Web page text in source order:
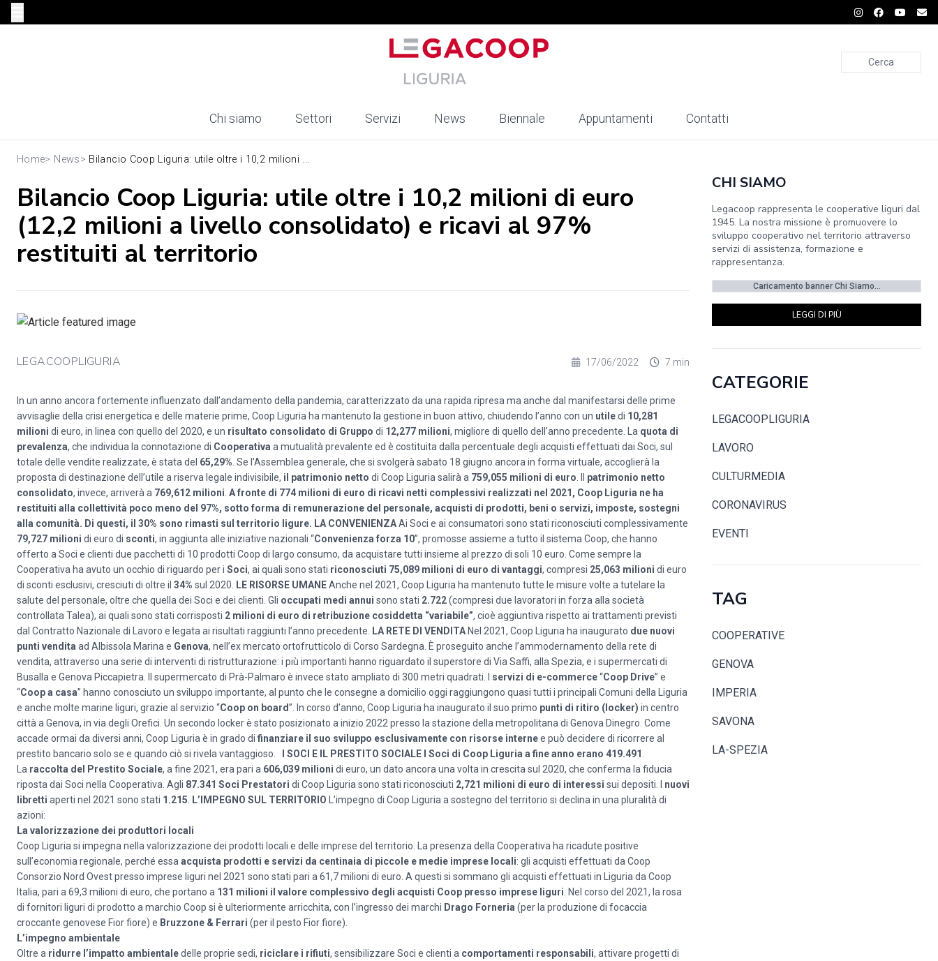
Cerca
Chi siamo Settori Servizi News Biennale Appuntamenti Contatti
Home> News> Bilancio Coop Liguria: utile oltre i 10,2 milioni ...
Bilancio Coop Liguria: utile oltre i 10,2 milioni di euro
(12,2 milioni a livello consolidato) e ricavi al 97%
restituiti al territorio
LEGACOOPLIGURIA 17/06/2022 7 min
In un anno ancora fortemente influenzato dall’andamento della pandemia, caratterizzato da una rapida ripresa ma anche dal manifestarsi delle prime
avvisaglie della crisi energetica e delle materie prime, Coop Liguria ha mantenuto la gestione in buon attivo, chiudendo l’anno con un utiledi 10,281
milioni di euro, in linea con quello del 2020, e un risultato consolidato di Gruppo di 12,277 milioni, migliore di quello dell’anno precedente. La quota di
prevalenza, che individua la connotazione di Cooperativa a mutualità prevalente ed è costituita dalla percentuale degli acquisti effettuati dai Soci, sul
totale delle vendite realizzate, è stata del 65,29% . Se l’Assemblea generale, che si svolgerà sabato 18 giugno ancora in forma virtuale, accoglierà la
proposta di destinazione dell’utile a riserva legale indivisibile, il patrimonio netto di Coop Liguria salirà a 759,055 milioni di euro
patrimonio netto
consolidato, invece, arriverà a 769,612 milioni A fronte di 774 milioni di euro di ricavi netti complessivi realizzati nel 2021, Coop Liguria ne ha
restituiti alla collettività poco meno del 97%, sotto forma di remunerazione del personale, acquisti di prodotti, beni o servizi, imposte, sostegni
alla comunità. Di questi, il 30% sono rimasti sul territorio ligure. LA CONVENIENZAAi Soci e ai consumatori sono stati riconosciuti complessivamente
79,727 milioni di euro di sconti, in aggiunta alle iniziative nazionali “Convenienza forza 10”, promosse assieme a tutto il sistema Coop, che hanno
offerto a Soci e clienti due pacchetti di 10 prodotti Coop di largo consumo, da acquistare tutti insieme al prezzo di soli 10 euro. Come sempre la
Cooperativa ha avuto un occhio di riguardo per i Soci, ai quali sono stati riconosciuti 75,089 milioni di euro di vantaggi, compresi 25,063 milioni di euro
di sconti esclusivi, cresciuti di oltre il 34% sul 2020. LE RISORSE UMANEAnche nel 2021, Coop Liguria ha mantenuto tutte le misure volte a tutelare la
salute del personale, oltre che quella dei Soci e dei clienti. Gli occupati medi annui sono stati 2.722(compresi due lavoratori in forza alla società
controllata Talea), ai quali sono stati corrisposti 2 milioni di euro di retribuzione cosiddetta “variabile”, cioè aggiuntiva rispetto ai trattamenti previsti
dal Contratto Nazionale di Lavoro e legata ai risultati raggiunti l’anno precedente.
LA RETE DI VENDITA Nel 2021, Coop Liguria ha inaugurato due nuovi
punti vendita ad Albissola Marina e Genova, nell’ex mercato ortofrutticolo di Corso Sardegna. È proseguito anche l’ammodernamento della rete di
vendita, attraverso una serie di interventi di ristrutturazione: i più importanti hanno riguardato il superstore di Via Saffi, alla Spezia, e i supermercati di
Busalla e Genova Piccapietra. Il supermercato di Prà-Palmaro è invece stato ampliato di 300 metri quadrati. I servizi di e-commerce“Coop Drive” e
“Coop a casa” hanno conosciuto un sviluppo importante, al punto che le consegne a domicilio oggi raggiungono quasi tutti i principali Comuni della Liguria
e anche molte marine liguri, grazie al servizio “Coop on board”. In corso d’anno, Coop Liguria ha inaugurato il suo primo punti di ritiro (locker) in centro
città a Genova, in via degli Orefici. Un secondo locker è stato posizionato a inizio 2022 presso la stazione della metropolitana di Genova Dinegro. Come
accade ormai da diversi anni, Coop Liguria è in grado di finanziare il suo sviluppo esclusivamente con risorse internee può decidere di ricorrere al
prestito bancario solo se e quando ciò si rivela vantaggioso.
I SOCI E IL PRESTITO SOCIALE I Soci di Coop Liguria a fine anno erano 419.491
La raccolta del Prestito Sociale, a fine 2021, era pari a 606,039 milioni di euro, un dato ancora una volta in crescita sul 2020, che conferma la fiducia
riposta dai Soci nella Cooperativa. Agli 87.341 Soci Prestatori di Coop Liguria sono stati riconosciuti 2,721 milioni di euro di interessi sui depositi. I nuovi
libretti aperti nel 2021 sono stati 1.215 L’IMPEGNO SUL TERRITORIO L’impegno di Coop Liguria a sostegno del territorio si declina in una pluralità di
azioni:
La valorizzazione dei produttori locali
Coop Liguria si impegna nella valorizzazione dei prodotti locali e delle imprese del territorio. La presenza della Cooperativa ha ricadute positive
sull’economia regionale, perché essa acquista prodotti e servizi da centinaia di piccole e medie imprese locali: gli acquisti effettuati da Coop
Consorzio Nord Ovest presso imprese liguri nel 2021 sono stati pari a 61,7 milioni di euro. A questi si sommano gli acquisti effettuati in Liguria da Coop
Italia, pari a 69,3 milioni di euro, che portano a 131 milioni il valore complessivo degli acquisti Coop presso imprese liguri . Nel corso del 2021, la rosa
di fornitori liguri di prodotto a marchio Coop si è ulteriormente arricchita, con l’ingresso dei marchi Drago Forneria (per la produzione di focaccia
croccante genovese Fior fiore) e Bruzzone & Ferrari (per il pesto Fior fiore).
L’impegno ambientale
Oltre a ridurre l’impatto ambientaledelle proprie sedi, riciclare i rifiuti, sensibilizzare Soci e clienti a comportamenti responsabili, attivare progetti di
CHI SIAMO
Legacoop rappresenta le cooperative liguri dal
1945. La nostra missione è promuovere lo
sviluppo cooperativo nel territorio attraverso
servizi di assistenza, formazione e
rappresentanza.
Caricamento banner Chi Siamo...
LEGGI DI PIÙ
CATEGORIE
LEGACOOPLIGURIA
LAVORO
CULTURMEDIA
CORONAVIRUS
EVENTI
TAG
COOPERATIVE
GENOVA
IMPERIA
SAVONA
LA-SPEZIA